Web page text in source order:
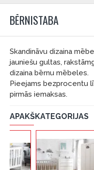
BĒRNISTABA
Skandināvu dizaina
jauniešu gultas,
dizaina bērnu mēbeles.
Pieejams bezprocentu
pirmās iemaksas.
APAKŠKATEGORIJAS